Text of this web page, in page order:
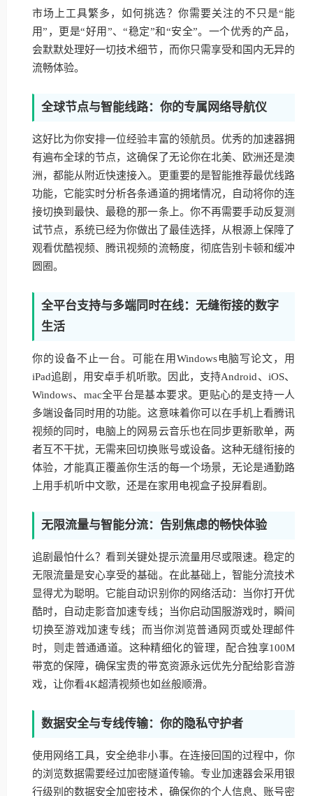
市场上工具繁多，如何挑选？你需要关注的不只是“能
用”，更是“好用”、“稳定”和“安全”。一个优秀的产品，
会默默处理好一切技术细节，而你只需享受和国内无异的
流畅体验。
全球节点与智能线路：你的专属网络导航仪
这好比为你安排一位经验丰富的领航员。优秀的加速器拥
有遍布全球的节点，这确保了无论你在北美、欧洲还是澳
洲，都能从附近快速接入。更重要的是智能推荐最优线路
功能，它能实时分析各条通道的拥堵情况，自动将你的连
接切换到最快、最稳的那一条上。你不再需要手动反复测
试节点，系统已经为你做出了最佳选择，从根源上保障了
观看优酷视频、腾讯视频的流畅度，彻底告别卡顿和缓冲
圆圈。
全平台支持与多端同时在线：无缝衔接的数字
生活
你的设备不止一台。可能在用Windows电脑写论文，用
iPad追剧，用安卓手机听歌。因此，支持Android、iOS、
Windows、mac全平台是基本要求。更贴心的是支持一人
多端设备同时用的功能。这意味着你可以在手机上看腾讯
视频的同时，电脑上的网易云音乐也在同步更新歌单，两
者互不干扰，无需来回切换账号或设备。这种无缝衔接的
体验，才能真正覆盖你生活的每一个场景，无论是通勤路
上用手机听中文歌，还是在家用电视盒子投屏看剧。
无限流量与智能分流：告别焦虑的畅快体验
追剧最怕什么？看到关键处提示流量用尽或限速。稳定的
无限流量是安心享受的基础。在此基础上，智能分流技术
显得尤为聪明。它能自动识别你的网络活动：当你打开优
酷时，自动走影音加速专线；当你启动国服游戏时，瞬间
切换至游戏加速专线；而当你浏览普通网页或处理邮件
时，则走普通通道。这种精细化的管理，配合独享100M
带宽的保障，确保宝贵的带宽资源永远优先分配给影音游
戏，让你看4K超清视频也如丝般顺滑。
数据安全与专线传输：你的隐私守护者
使用网络工具，安全绝非小事。在连接回国的过程中，你
的浏览数据需要经过加密隧道传输。专业加速器会采用银
行级别的数据安全加密技术，确保你的个人信息、账号密